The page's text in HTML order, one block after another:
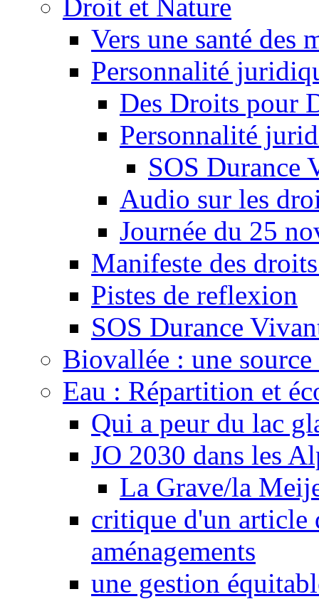
Droit et Nature
Vers une santé des
Personnalité
Des Droits pour
Personnalité
SOS Durance
Audio sur les
Journée du 25
Manifeste des
Pistes de reflexion
SOS Durance
Biovallée : une
Eau : Répartition et
Qui a peur du lac
JO 2030 dans les
La Grave/la
critique d'un article
aménagements
une gestion